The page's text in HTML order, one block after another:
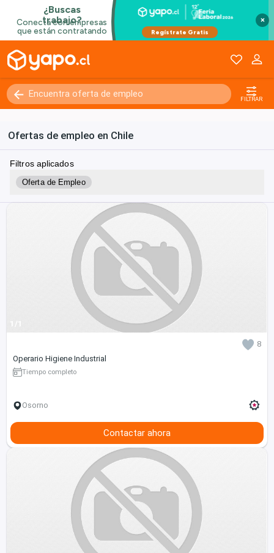
×
FILTRAR
Ofertas de empleo en Chile
Filtros aplicados
Oferta de Empleo
1/1
8
Operario Higiene Industrial
Tiempo completo
Osorno
Contactar ahora